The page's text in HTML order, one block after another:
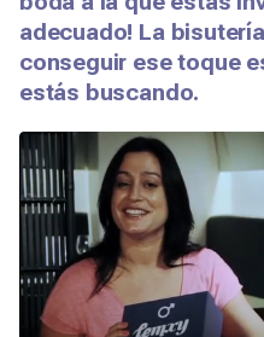
adecuado! La
conseguir ese toque
estás buscando.